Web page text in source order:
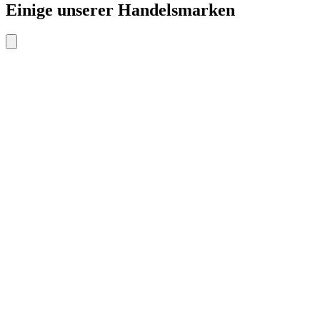
Einige unserer Handelsmarken